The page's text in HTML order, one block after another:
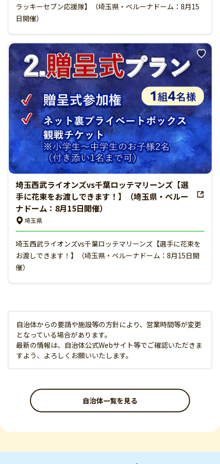
ラッキーセブン応援隊】（埼玉県・ベルーナドーム：8月15
日開催）
埼玉西武ライオンズvs千葉ロッテマリーンズ【選
手に花束をお渡しできます！】（埼玉県・ベルー
ナドーム：8月15日開催）
埼玉県
埼玉西武ライオンズvs千葉ロッテマリーンズ【選手に花束を
お渡しできます！】（埼玉県・ベルーナドーム：8月15日開
催）
自治体からの要請や施設等の方針により、営業時間等が変更
となっている場合があります。
最新の情報は、自治体公式Webサイト等でご確認いただきま
すよう、よろしくお願いいたします。
自治体一覧を見る